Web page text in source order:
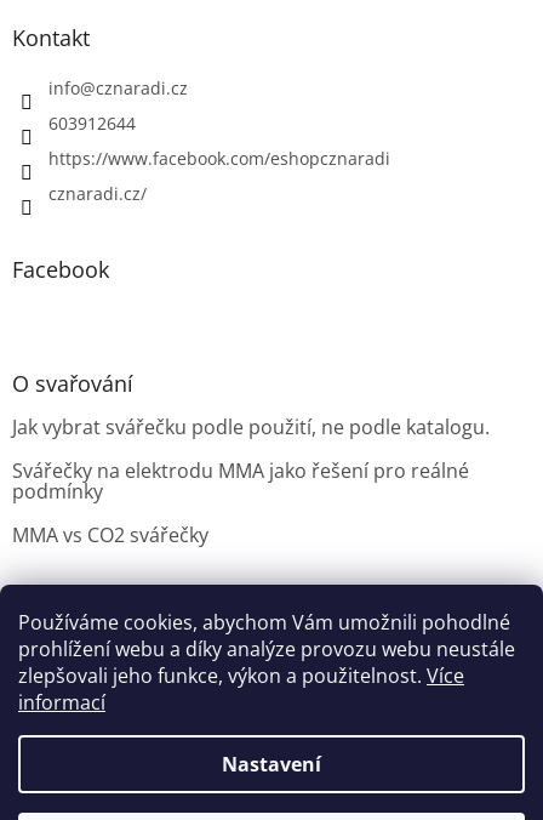
Používáme cookies, abychom Vám umožnili pohodlné
prohlížení webu a díky analýze provozu webu neustále
zlepšovali jeho funkce, výkon a použitelnost. Více
informací
Nastavení
Kontakt
info@cznaradi.cz
603912644
https://www.facebook.com/eshopcznaradi
cznaradi.cz/
Facebook
O svařování
Jak vybrat svářečku podle použití, ne podle katalogu.
Svářečky na elektrodu MMA jako řešení pro reálné
podmínky
MMA vs CO2 svářečky
Možnosti doručení Nakupovani Možností platby
Výběr svářečky
Vytvořil Shoptet